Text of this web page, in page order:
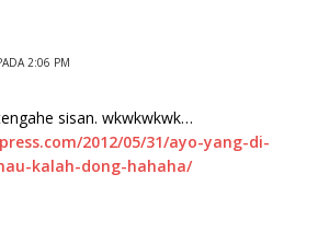
2:06 PM
sisan. wkwkwkwk…
2012/05/31/ayo-yang-di-
kalah-dong-hahaha/